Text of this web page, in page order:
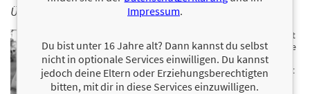
ÜBER LORRIE KIM
Lorrie Kim schreibt Popkultur- und Literaturkritiken, ist
als Kolumnistin für MuggleNet, die weltweit beliebteste
Harry-Potter-Fanseite, tätig und besucht als Rednerin
häufig akademische Harry-Potter-Konferenzen. Sie lebt
mit ihrem Mann und ihren Kindern in Philadelphia.
Impressum.
Du bist unter 16 Jahre alt? Dann kannst du selbst
nicht in optionale Services einwilligen. Du kannst
jedoch deine Eltern oder Erziehungsberechtigten
bitten, mit dir in diese Services einzuwilligen.